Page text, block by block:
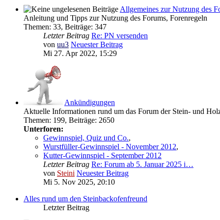
Allgemeines zur Nutzung des
Anleitung und Tipps zur Nutzung des Forums, Forenregeln
Themen: 33, Beiträge: 347
Letzter Beitrag Re: PN versenden
von uu3 Neuester Beitrag
Mi 27. Apr 2022, 15:29
Ankündigungen
Aktuelle Informationen rund um das Forum der Stein- und
Themen: 199, Beiträge: 2650
Unterforen:
Gewinnspiel, Quiz und Co.,
Wurstfüller-Gewinnspiel - November 2012,
Kutter-Gewinnspiel - September 2012
Letzter Beitrag Re: Forum ab 5. Januar 2025 i…
von Steini Neuester Beitrag
Mi 5. Nov 2025, 20:10
Alles rund um den Steinbackofenfreund
Letzter Beitrag